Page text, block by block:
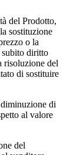
del Prodotto,
sostituzione
o la
subito diritto
risoluzione del
di sostituire
di
al valore
del